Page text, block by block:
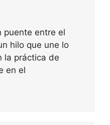
puente entre el
hilo que une lo
la práctica de
en el